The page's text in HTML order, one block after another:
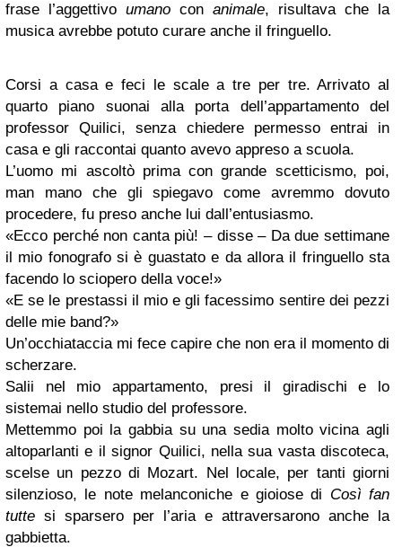
frase l’aggettivo umano con animale, risultava che la
musica avrebbe potuto curare anche il fringuello.
Corsi a casa e feci le scale a tre per tre. Arrivato al
quarto piano suonai alla porta dell’appartamento del
professor Quilici, senza chiedere permesso entrai in
casa e gli raccontai quanto avevo appreso a scuola.
L’uomo mi ascoltò prima con grande scetticismo, poi,
man mano che gli spiegavo come avremmo dovuto
procedere, fu preso anche lui dall’entusiasmo.
«Ecco perché non canta più! – disse – Da due settimane
il mio fonografo si è guastato e da allora il fringuello sta
facendo lo sciopero della voce!»
«E se le prestassi il mio e gli facessimo sentire dei pezzi
delle mie band?»
Un’occhiataccia mi fece capire che non era il momento di
scherzare.
Salii nel mio appartamento, presi il giradischi e lo
sistemai nello studio del professore.
Mettemmo poi la gabbia su una sedia molto vicina agli
altoparlanti e il signor Quilici, nella sua vasta discoteca,
scelse un pezzo di Mozart. Nel locale, per tanti giorni
silenzioso, le note melanconiche e gioiose di Così fan
tutte si sparsero per l’aria e attraversarono anche la
gabbietta.